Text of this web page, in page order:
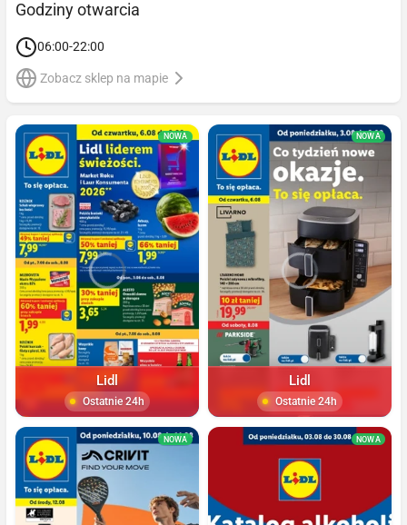
Godziny otwarcia
06:00-22:00
Zobacz sklep na mapie
NOWA
Lidl
Ostatnie 24h
NOWA
Lidl
Ostatnie 24h
NOWA NOWA